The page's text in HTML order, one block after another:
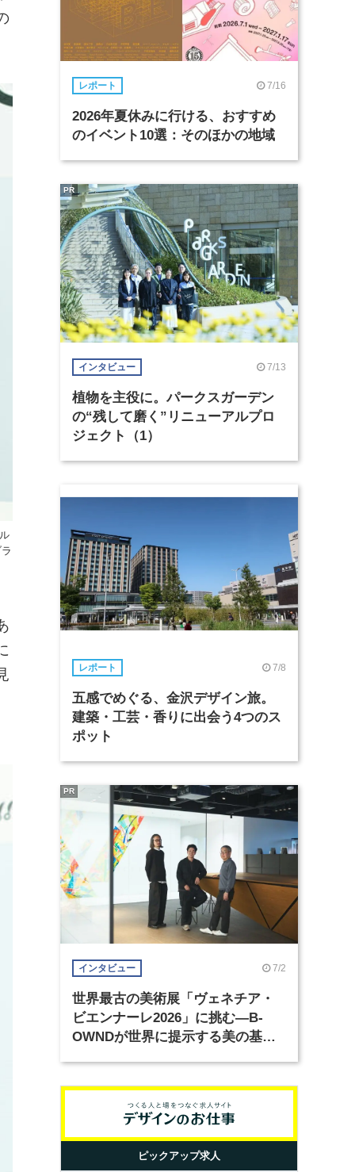
レポート 7/16
2026年夏休みに行ける、おすすめ
のイベント10選：そのほかの地域
インタビュー 7/13
植物を主役に。パークスガーデン
の“残して磨く”リニューアルプロ
ジェクト（1）
PR
レポート 7/8
五感でめぐる、金沢デザイン旅。
建築・工芸・香りに出会う4つのス
ポット
インタビュー 7/2
世界最古の美術展「ヴェネチア・
ビエンナーレ2026」に挑む―B-
OWNDが世界に提示する美の基準
PR
ピックアップ求人